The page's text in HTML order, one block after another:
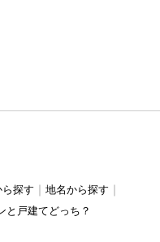
探す
地名から探す
と戸建てどっち？